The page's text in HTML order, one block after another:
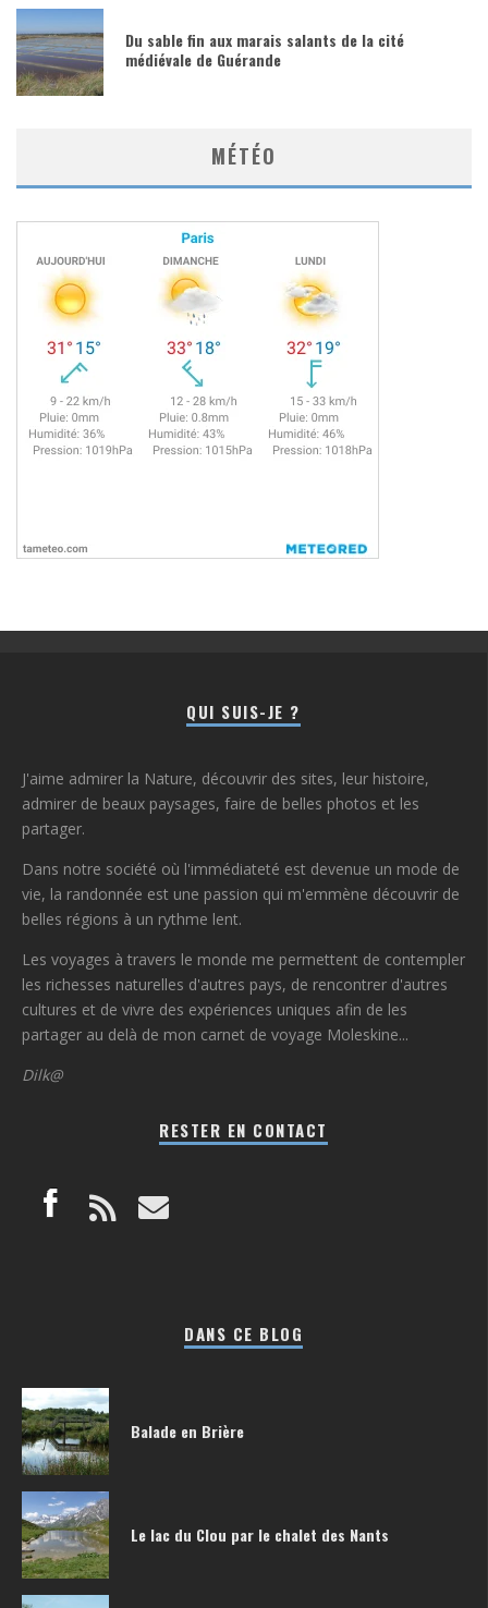
Du sable fin aux marais salants de la cité
médiévale de Guérande
MÉTÉO
QUI SUIS-JE ?
J'aime admirer la Nature, découvrir des sites, leur histoire,
admirer de beaux paysages, faire de belles photos et les
partager.
Dans notre société où l'immédiateté est devenue un mode de
vie, la randonnée est une passion qui m'emmène découvrir de
belles régions à un rythme lent.
Les voyages à travers le monde me permettent de contempler
les richesses naturelles d'autres pays, de rencontrer d'autres
cultures et de vivre des expériences uniques afin de les
partager au delà de mon carnet de voyage Moleskine...
Dilk@
RESTER EN CONTACT
DANS CE BLOG
Balade en Brière
Le lac du Clou par le chalet des Nants